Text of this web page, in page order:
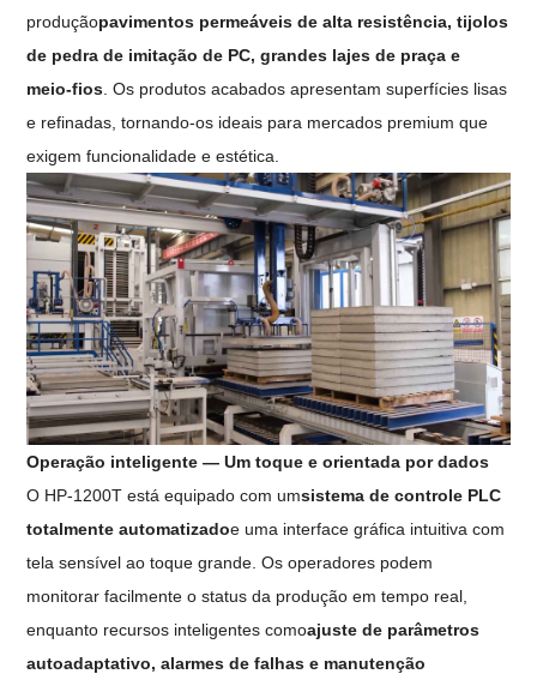
produçãopavimentos permeáveis ​​de alta resistência, tijolos
de pedra de imitação de PC, grandes lajes de praça e
meio-fios. Os produtos acabados apresentam superfícies lisas
e refinadas, tornando-os ideais para mercados premium que
exigem funcionalidade e estética.
Operação inteligente — Um toque e orientada por dados
O HP-1200T está equipado com umsistema de controle PLC
totalmente automatizadoe uma interface gráfica intuitiva com
tela sensível ao toque grande. Os operadores podem
monitorar facilmente o status da produção em tempo real,
enquanto recursos inteligentes comoajuste de parâmetros
autoadaptativo, alarmes de falhas e manutenção